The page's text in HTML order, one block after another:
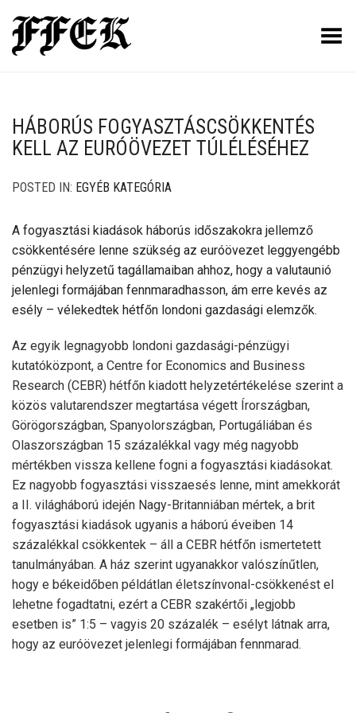
Toggle Menu
HÁBORÚS FOGYASZTÁSCSÖKKENTÉS
KELL AZ EURÓÖVEZET TÚLÉLÉSÉHEZ
POSTED IN: EGYÉB KATEGÓRIA
A fogyasztási kiadások háborús időszakokra jellemző
csökkentésére lenne szükség az euróövezet leggyengébb
pénzügyi helyzetű tagállamaiban ahhoz, hogy a valutaunió
jelenlegi formájában fennmaradhasson, ám erre kevés az
esély – vélekedtek hétfőn londoni gazdasági elemzők.
Az egyik legnagyobb londoni gazdasági-pénzügyi
kutatóközpont, a Centre for Economics and Business
Research (CEBR) hétfőn kiadott helyzetértékelése szerint a
közös valutarendszer megtartása végett Írországban,
Görögországban, Spanyolországban, Portugáliában és
Olaszországban 15 százalékkal vagy még nagyobb
mértékben vissza kellene fogni a fogyasztási kiadásokat.
Ez nagyobb fogyasztási visszaesés lenne, mint amekkorát
a II. világháború idején Nagy-Britanniában mértek, a brit
fogyasztási kiadások ugyanis a háború éveiben 14
százalékkal csökkentek – áll a CEBR hétfőn ismertetett
tanulmányában. A ház szerint ugyanakkor valószínűtlen,
hogy e békeidőben példátlan életszínvonal-csökkenést el
lehetne fogadtatni, ezért a CEBR szakértői „legjobb
esetben is” 1:5 – vagyis 20 százalék – esélyt látnak arra,
hogy az euróövezet jelenlegi formájában fennmarad.